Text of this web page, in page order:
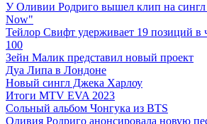
У Оливии Родриго вышел клип на сингл
Now"
Тейлор Свифт удерживает 19 позиций в
100
Зейн Малик представил новый проект
Дуа Липа в Лондоне
Новый сингл Джека Харлоу
Итоги MTV EVA 2023
Сольный альбом Чонгука из BTS
Оливия Родриго анонсировала новую